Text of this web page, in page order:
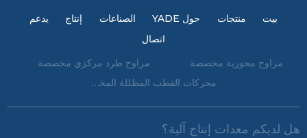
بيت منتجات حول YADE الصناعات إنتاج
يدعم
اتصال
مراوح محورية مخصصة
مراوح طرد مركزي مخصصة
محركات القطب المظللة المخصصة
هل لديكم معدات إنتاج آلية؟